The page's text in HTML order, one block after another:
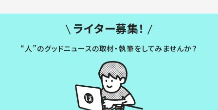
ライター募集！
“人”のグッドニュースの取材・執筆をしてみませんか？